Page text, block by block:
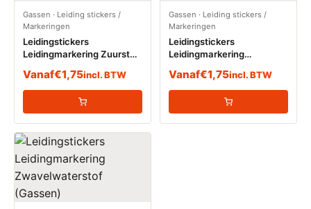
Gassen · Leiding stickers /
Markeringen
Leidingstickers
Leidingmarkering Zuurstof
Vanaf€1,75incl. BTW
Gassen · Leiding stickers /
Markeringen
Leidingstickers
Leidingmarkering
Vanaf€1,75incl. BTW